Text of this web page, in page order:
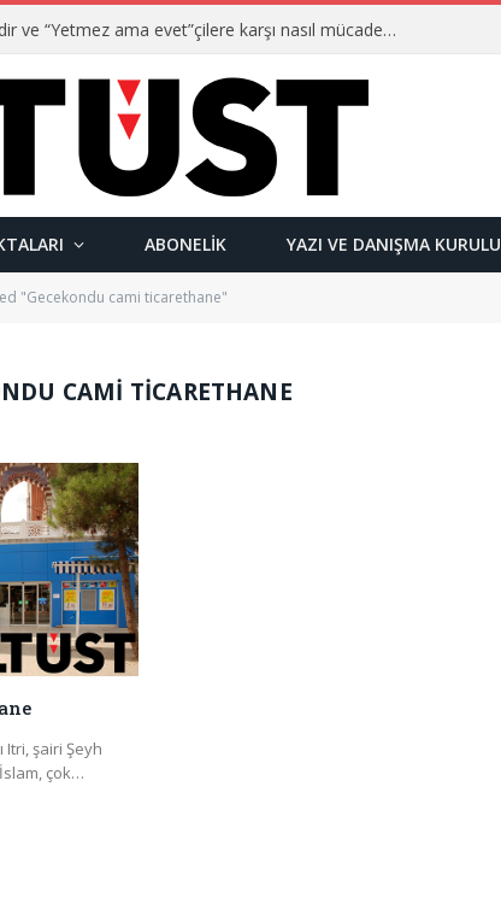
Ulusalcılar kimlerdir ve “Yetmez ama evet”çilere karşı nasıl mücadele ederler?
ABONELIK YAZI VE DANIŞMA KURULU
"Gecekondu cami ticarethane"
CAMI TICARETHANE
Itri, şairi Şeyh
çok…